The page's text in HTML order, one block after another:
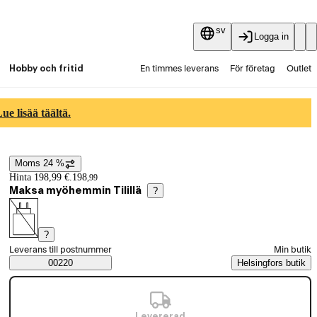
sv
Logga in
Hobby och fritid En timmes leverans För företag Outlet
lisää täältä.
Prisinformation
Moms 24 %
Hinta 198,99 €. 198,99
Maksa myöhemmin Tilillä ?
?
Saatavuustiedot
Välj beställningssätt
Leverans till postnummer
00220
Min butik
Helsingfors butik